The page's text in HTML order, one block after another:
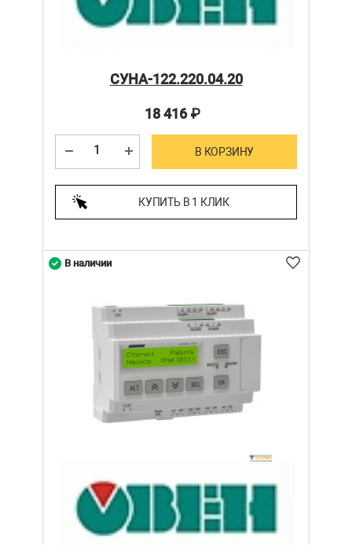
СУНА-122.220.04.20
18 416₽
В КОРЗИНУ
КУПИТЬ В 1 КЛИК
В наличии